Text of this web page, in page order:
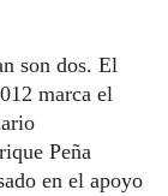
son dos. El
marca el
Peña
en el apoyo